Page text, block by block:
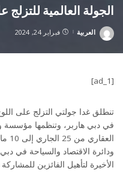
الجولة العالمية
Posted
العربية فبراير 24, 2024
[ad_1]
تنطلق غدا جولتي التزلج على
في دبي هاربر، وتنظمها مؤسسة
ودائرة الاقتصاد والسياحة في
الأخيرة لتأهيل الفائزين للمشاركة